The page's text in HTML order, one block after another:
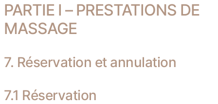
PARTIE I – PRESTATIONS DE
MASSAGE
7. Réservation et annulation
7.1 Réservation